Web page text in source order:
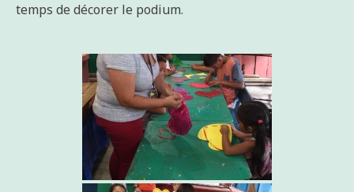
temps de décorer le podium.